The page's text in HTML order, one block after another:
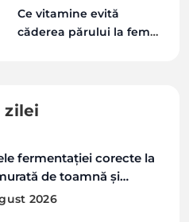
Ce vitamine evită
căderea părului la femei
zilei
fermentației corecte la
de toamnă și
de evitat
2026